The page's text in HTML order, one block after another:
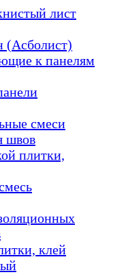
лист
(Асболист)
к панелям
смеси
швов
плитки,
клей